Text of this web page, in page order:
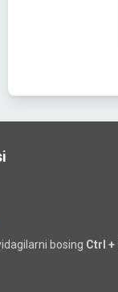
bosing Ctrl +